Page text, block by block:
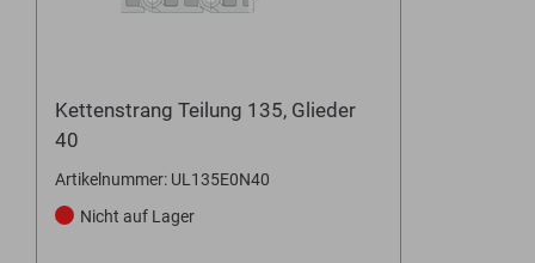
Kettenstrang Teilung 135, Glieder
40
Artikelnummer: UL135E0N40
Nicht auf Lager